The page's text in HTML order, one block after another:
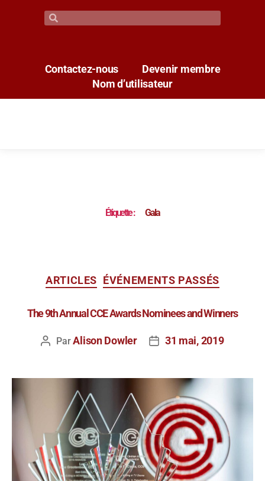
Contactez-nous
Devenir membre
Nom d’utilisateur
Étiquette : Gala
ARTICLES ÉVÉNEMENTS PASSÉS
The 9th Annual CCE Awards Nominees and Winners
ParAlison Dowler 31 mai, 2019